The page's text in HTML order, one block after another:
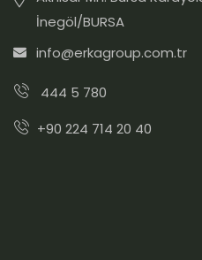
İnegöl/BURSA
info@erkagroup.com.tr
444 5 780
+90 224 714 20 40